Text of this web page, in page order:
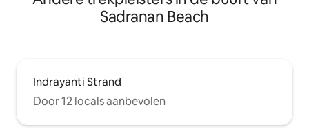
Sadranan Beach
Indrayanti Strand
Door 12 locals aanbevolen